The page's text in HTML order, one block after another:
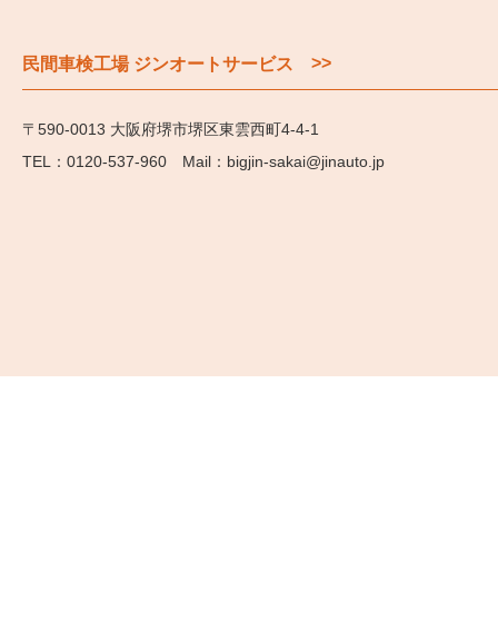
民間車検工場 ジンオートサービス >>
〒590-0013 大阪府堺市堺区東雲西町4-4-1
0120-537-960
bigjin-sakai@jinauto.jp